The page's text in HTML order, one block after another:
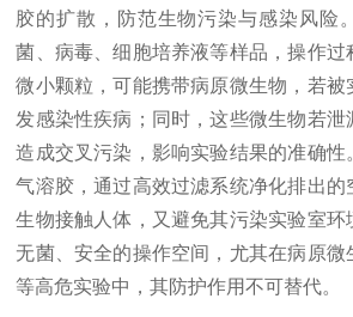
胶的扩散，防范生物污染与感染风险
菌、病毒、细胞培养液等样品，操作过
微小颗粒，可能携带病原微生物，若被
发感染性疾病；同时，这些微生物若
造成交叉污染，影响实验结果的准确性
气溶胶，通过高效过滤系统净化排出的
生物接触人体，又避免其污染实验室环
无菌、安全的操作空间，尤其在病原微
等高危实验中，其防护作用不可替代。